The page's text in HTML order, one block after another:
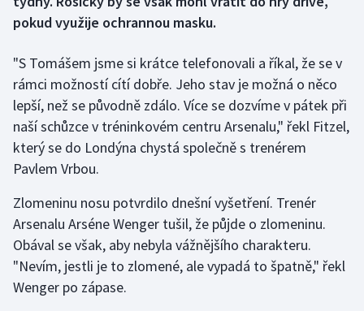
Golf
Házená
Jezdectví
Judo
Krasobruslení
Lezení
Lyže a snowboard
pokud využije ochrannou masku.
"S Tomášem jsme si krátce telefonovali a říkal, že se v
rámci možností cítí dobře. Jeho stav je možná o něco
lepší, než se původně zdálo. Více se dozvíme v pátek při
naší schůzce v tréninkovém centru Arsenalu," řekl Fitzel,
který se do Londýna chystá společně s trenérem
Pavlem Vrbou.
Zlomeninu nosu potvrdilo dnešní vyšetření. Trenér
Arsenalu Arséne Wenger tušil, že půjde o zlomeninu.
Obával se však, aby nebyla vážnějšího charakteru.
"Nevím, jestli je to zlomené, ale vypadá to špatně," řekl
Wenger po zápase.